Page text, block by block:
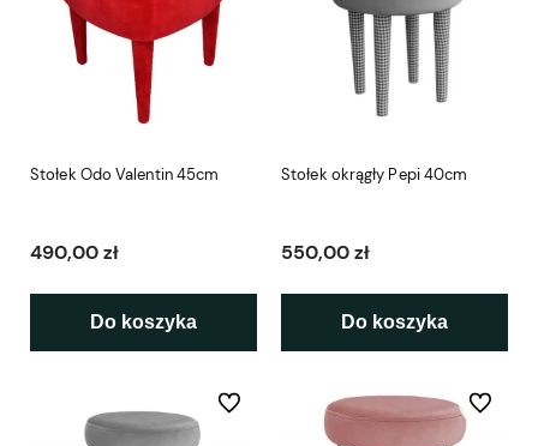
Stołek Odo Valentin 45cm
490,00 zł
Do koszyka
Stołek okrągły Pepi 40cm
550,00 zł
Do koszyka
Do ulubionych Do